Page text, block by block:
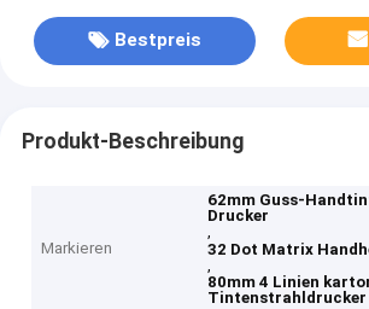
Bestpreis
Produkt-Beschreibung
Markieren
62mm Guss-
Drucker
,
32 Dot Matrix
,
80mm 4 Linien
Tintenstrahldrucker